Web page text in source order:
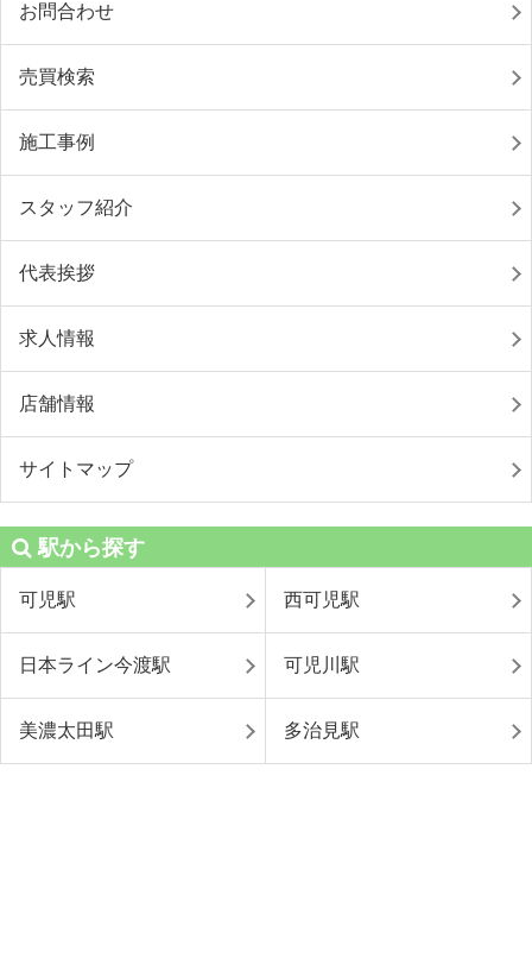
お問合わせ
売買検索
施工事例
スタッフ紹介
代表挨拶
求人情報
店舗情報
サイトマップ
駅から探す
可児駅 西可児駅
日本ライン今渡駅 可児川駅
美濃太田駅 多治見駅